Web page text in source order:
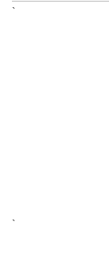
`
`